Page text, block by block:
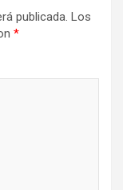
publicada. Los
*